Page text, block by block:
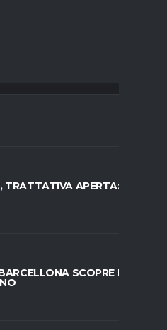
TRATTATIVA APERTA:
SCOPRE IL